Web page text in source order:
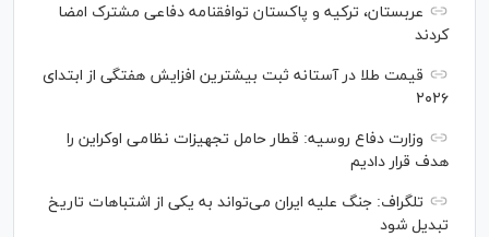
عربستان، ترکیه و پاکستان توافقنامه دفاعی مشترک امضا
کردند
قیمت طلا در آستانه ثبت بیشترین افزایش هفتگی از ابتدای
۲۰۲۶
وزارت دفاع روسیه: قطار حامل تجهیزات نظامی اوکراین را
هدف قرار دادیم
تلگراف: جنگ علیه ایران می‌تواند به یکی از اشتباهات تاریخ
تبدیل شود